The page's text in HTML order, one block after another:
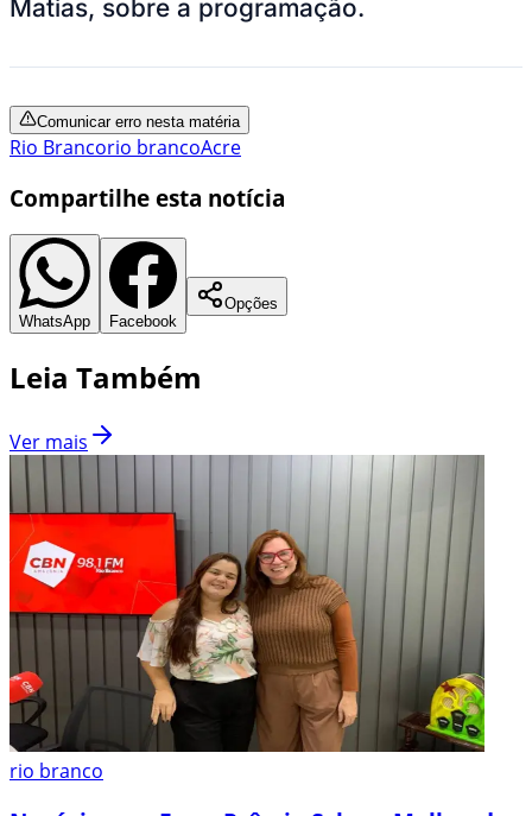
Matias, sobre a programação.
Comunicar erro nesta matéria
Rio Brancorio brancoAcre
Compartilhe esta notícia
WhatsApp Facebook
Opções
Leia Também
Ver mais
rio branco